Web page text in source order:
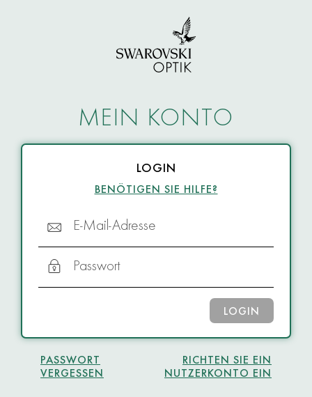
MEIN KONTO
LOGIN
BENÖTIGEN SIE HILFE?
E-Mail-Adresse
Passwort
LOGIN
PASSWORT
VERGESSEN
RICHTEN SIE EIN
NUTZERKONTO EIN